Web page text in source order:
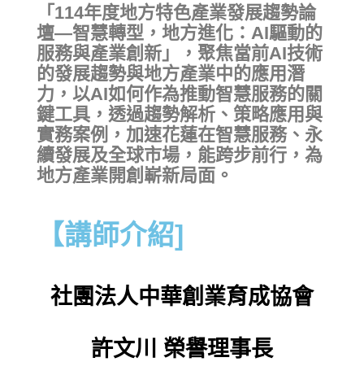
研究發展處
社團法人中華創業育成協會
新創圓夢網
百萬旗艦計畫
「 114年度地方特色產業發展趨勢論
壇—智慧轉型，地方進化：AI驅動的
服務與產業創新 」，聚焦當前AI技術
的發展趨勢與地方產業中的應用潛
力，以AI如何作為推動智慧服務的關
鍵工具，透過趨勢解析、策略應用與
實務案例，加速花蓮在智慧服務、永
續發展及全球市場，能跨步前行，為
地方產業開創嶄新局面。
【講師介紹]
社團法人中華創業育成協會
許文川 榮譽理事長